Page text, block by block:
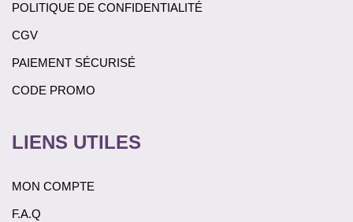
POLITIQUE DE CONFIDENTIALITÉ
CGV
PAIEMENT SÉCURISÉ
CODE PROMO
LIENS UTILES
MON COMPTE
F.A.Q